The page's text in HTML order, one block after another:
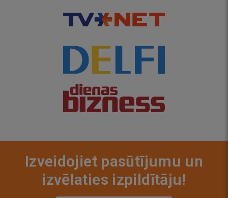
Izveidojiet pasūtījumu un
izvēlaties izpildītāju!